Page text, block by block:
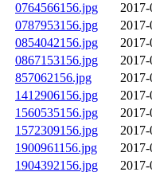
0764566156.jpg
0787953156.jpg
0854042156.jpg
0867153156.jpg
857062156.jpg
1412906156.jpg
1560535156.jpg
1572309156.jpg
1900961156.jpg
1904392156.jpg